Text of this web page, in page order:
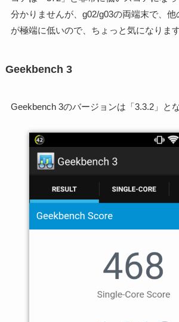
分かりませんが、g02/g03の両端末で、
が極端に低いので、ちょっと気になります
Geekbench 3
Geekbench 3のバージョンは「3.3.2」と